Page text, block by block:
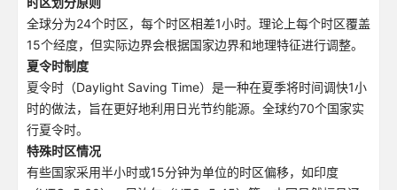
全球分为24个时区，每个时区相差1小时。理论上每个时区覆盖
15个经度，但实际边界会根据国家边界和地理特征进行调整。
夏令时制度
夏令时（Daylight Saving Time）是一种在夏季将时间调快1小
时的做法，旨在更好地利用日光节约能源。全球约70个国家实
行夏令时。
特殊时区情况
有些国家采用半小时或15分钟为单位的时区偏移，如印度